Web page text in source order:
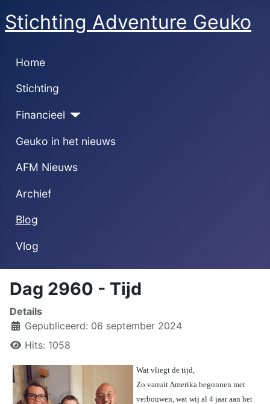
Stichting Adventure Geuko
Home
Stichting
Financieel
Geuko in het nieuws
AFM Nieuws
Archief
Blog
Vlog
Dag 2960 - Tijd
Details
Gepubliceerd: 06 september 2024
Hits: 1058
Wat vliegt de tijd,
Zo vanuit Amerika begonnen met
verbouwen, wat wij al 4 jaar aan het